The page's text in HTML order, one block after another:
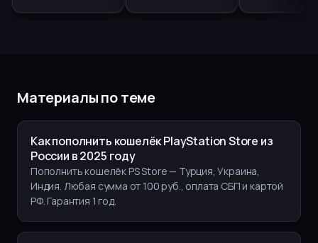
Материалы по теме
Как пополнить кошелёк PlayStation Store из
России в 2025 году
Пополнить кошелёк PS Store — Турция, Украина,
Индия. Любая сумма от 100 руб., оплата СБП и картой
РФ. Гарантия 1 год.